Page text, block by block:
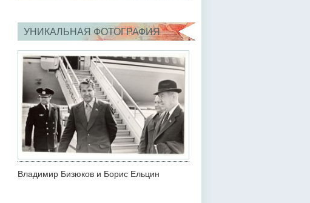
УНИКАЛЬНАЯ ФОТОГРАФИЯ
Владимир Бизюков и Борис Ельцин